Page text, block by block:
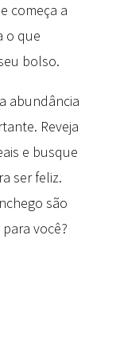
começa a
o que
bolso.
abundância
Reveja
e busque
ser feliz.
são
você?